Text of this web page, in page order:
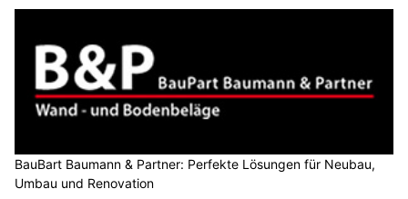
BauBart Baumann & Partner: Perfekte Lösungen für Neubau,
Umbau und Renovation